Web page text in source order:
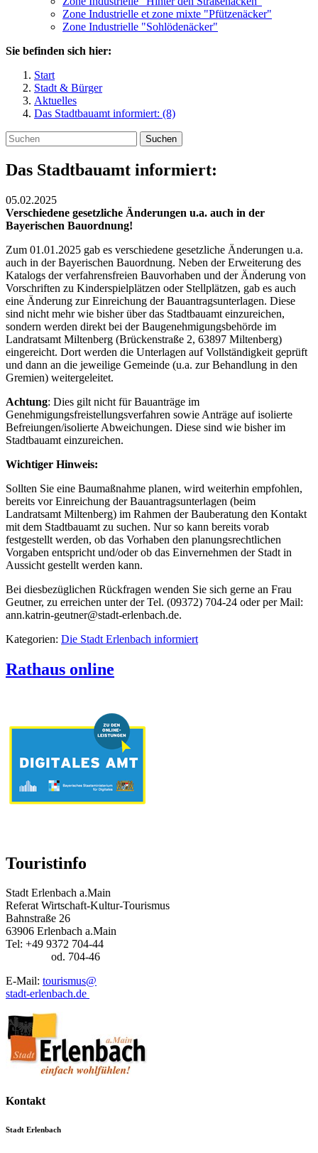
Zone Industrielle et zone mixte "Pfützenäcker"
Zone Industrielle "Sohlödenäcker"
Sie befinden sich hier:
Start
Stadt & Bürger
Aktuelles
Das Stadtbauamt informiert: (8)
Suchen
Das Stadtbauamt informiert:
05.02.2025
Verschiedene gesetzliche Änderungen u.a. auch in der
Bayerischen Bauordnung!
Zum 01.01.2025 gab es verschiedene gesetzliche Änderungen u.a.
auch in der Bayerischen Bauordnung. Neben der Erweiterung des
Katalogs der verfahrensfreien Bauvorhaben und der Änderung von
Vorschriften zu Kinderspielplätzen oder Stellplätzen, gab es auch
eine Änderung zur Einreichung der Bauantragsunterlagen. Diese
sind nicht mehr wie bisher über das Stadtbauamt einzureichen,
sondern werden direkt bei der Baugenehmigungsbehörde im
Landratsamt Miltenberg (Brückenstraße 2, 63897 Miltenberg)
eingereicht. Dort werden die Unterlagen auf Vollständigkeit geprüft
und dann an die jeweilige Gemeinde (u.a. zur Behandlung in den
Gremien) weitergeleitet.
Achtung: Dies gilt nicht für Bauanträge im
Genehmigungsfreistellungsverfahren sowie Anträge auf isolierte
Befreiungen/isolierte Abweichungen. Diese sind wie bisher im
Stadtbauamt einzureichen.
Wichtiger Hinweis:
Sollten Sie eine Baumaßnahme planen, wird weiterhin empfohlen,
bereits vor Einreichung der Bauantragsunterlagen (beim
Landratsamt Miltenberg) im Rahmen der Bauberatung den Kontakt
mit dem Stadtbauamt zu suchen. Nur so kann bereits vorab
festgestellt werden, ob das Vorhaben den planungsrechtlichen
Vorgaben entspricht und/oder ob das Einvernehmen der Stadt in
Aussicht gestellt werden kann.
Bei diesbezüglichen Rückfragen wenden Sie sich gerne an Frau
Geutner, zu erreichen unter der Tel. (09372) 704-24 oder per Mail:
ann.katrin-geutner@stadt-erlenbach.de.
Kategorien: Die Stadt Erlenbach informiert
Rathaus online
Touristinfo
Stadt Erlenbach a.Main
Referat Wirtschaft-Kultur-Tourismus
Bahnstraße 26
63906 Erlenbach a.Main
Tel: +49 9372 704-44
od. 704-46
E-Mail: tourismus@
stadt-erlenbach.de
Kontakt
Stadt Erlenbach